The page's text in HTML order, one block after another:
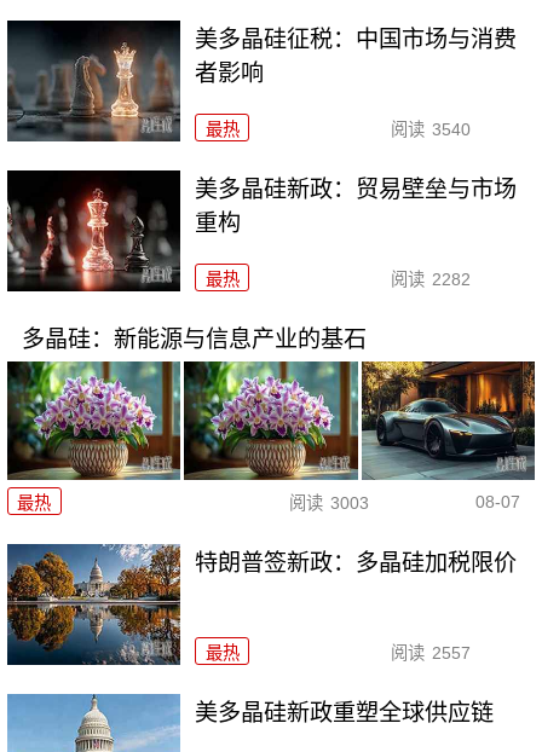
美多晶硅征税：中国市场与消费
者影响
最热 阅读 3540
美多晶硅新政：贸易壁垒与市场
重构
最热 阅读 2282
多晶硅：新能源与信息产业的基石
最热 阅读 3003 08-07
特朗普签新政：多晶硅加税限价
最热 阅读 2557
美多晶硅新政重塑全球供应链